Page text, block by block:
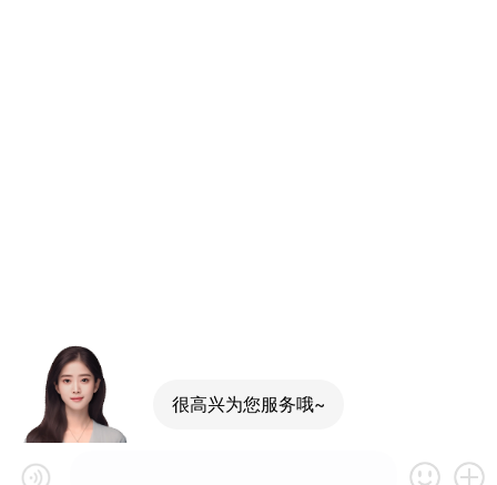
很高兴为您服务哦~